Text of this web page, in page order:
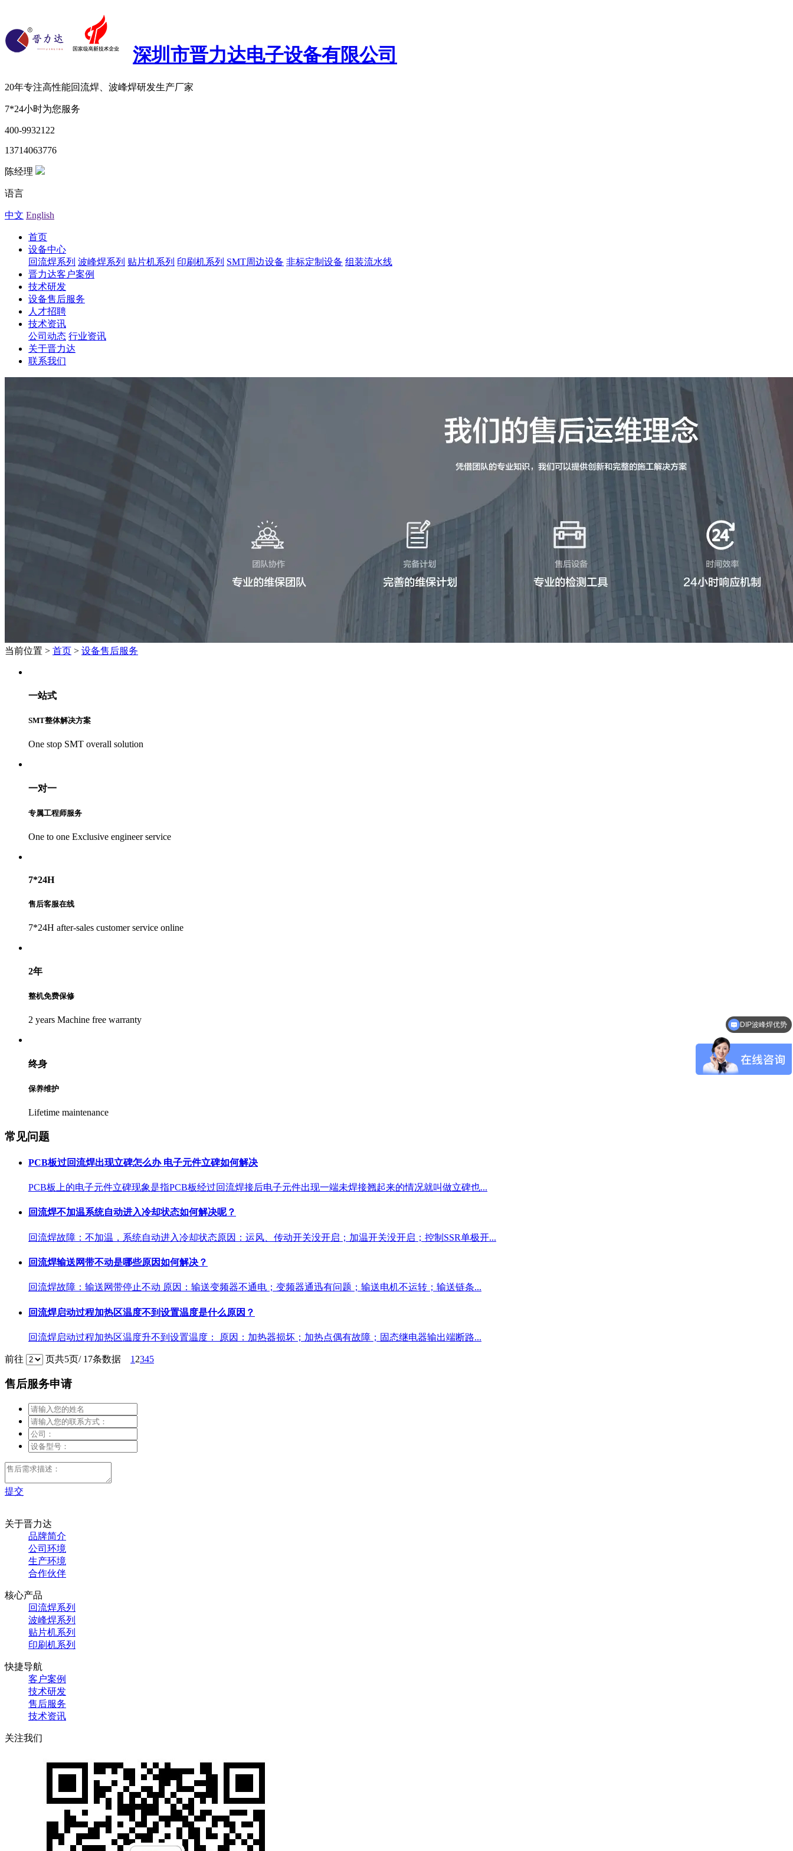
深圳市晋力达电子设备有限公司
20年专注高性能回流焊、波峰焊研发生产厂家
7*24小时为您服务
400-9932122
13714063776
陈经理
语言
中文 English
首页
设备中心
回流焊系列 波峰焊系列 贴片机系列 印刷机系列 SMT周边设备 非标定制设备 组装流水线
晋力达客户案例
技术研发
设备售后服务
人才招聘
技术资讯
公司动态 行业资讯
关于晋力达
联系我们
当前位置 > 首页 > 设备售后服务
一站式
SMT整体解决方案
One stop SMT overall solution
一对一
专属工程师服务
One to one Exclusive engineer service
7*24H
售后客服在线
7*24H after-sales customer service online
2年
整机免费保修
2 years Machine free warranty
终身
保养维护
Lifetime maintenance
常见问题
PCB板过回流焊出现立碑怎么办 电子元件立碑如何解决
PCB板上的电子元件立碑现象是指PCB板经过回流焊接后电子元件出现一端未焊接翘起来的情况就叫做立碑也...
回流焊不加温系统自动进入冷却状态如何解决呢？
回流焊故障：不加温，系统自动进入冷却状态原因：运风、传动开关没开启；加温开关没开启；控制SSR单极开...
回流焊输送网带不动是哪些原因如何解决？
回流焊故障：输送网带停止不动 原因：输送变频器不通电；变频器通迅有问题；输送电机不运转；输送链条...
回流焊​启动过程加热区温度不到设置温度是什么原因？
回流焊启动过程加热区温度升不到设置温度： 原因：加热器损坏；加热点偶有故障；固态继电器输出端断路...
前往 页共5页/ 17条数据 1 2345
售后服务申请
提交
关于晋力达
品牌简介
公司环境
生产环境
合作伙伴
核心产品
回流焊系列
波峰焊系列
贴片机系列
印刷机系列
快捷导航
客户案例
技术研发
售后服务
技术资讯
关注我们
请介绍一下你们的产品